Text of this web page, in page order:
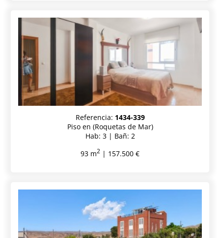
Referencia: 1434-339
Piso en (Roquetas de Mar)
Hab: 3 | Bañ: 2
93 m2 | 157.500 €